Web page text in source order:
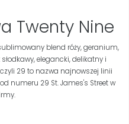
Twenty Nine
blend róży, geranium,
elegancki, delikatny i
29 to nazwa najnowszej linii
numeru 29 St. James's Street w